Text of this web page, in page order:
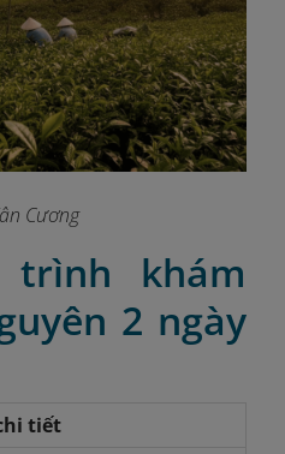
Cương
khám
2 ngày
tiết